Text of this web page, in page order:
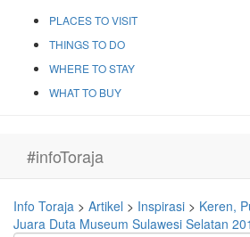
PLACES TO VISIT
THINGS TO DO
WHERE TO STAY
WHAT TO BUY
#infoToraja
Info Toraja > Artikel > Inspirasi > Keren,
Juara Duta Museum Sulawesi Selatan